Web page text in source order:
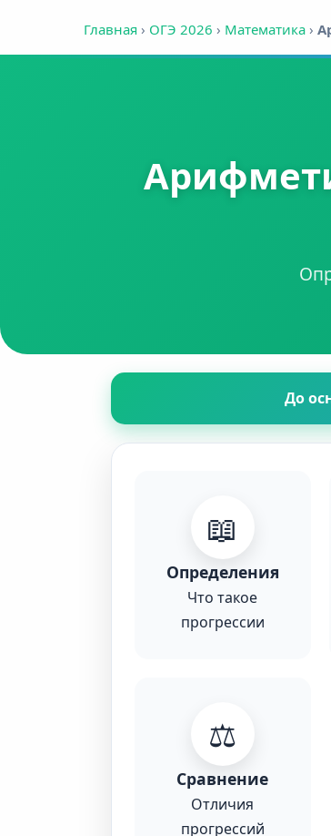
Главная › ОГЭ 2026 › Математика ›
До
📖
Определения
Что такое
прогрессии
⚖️
Сравнение
Отличия
прогрессий